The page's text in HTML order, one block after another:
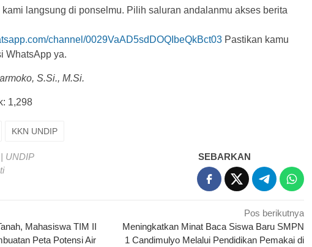
langsung di ponselmu. Pilih saluran andalanmu akses berita
channel/0029VaAD5sdDOQIbeQkBct03 Pastikan kamu
WhatsApp ya.
S.Si., M.Si.
1,298
KKN UNDIP
UNDIP
SEBARKAN
Mahasiswa TIM II
Peta Potensi Air
Pos berikutnya
Meningkatkan Minat Baca Siswa Baru SMPN
1 Candimulyo Melalui Pendidikan Pemakai di